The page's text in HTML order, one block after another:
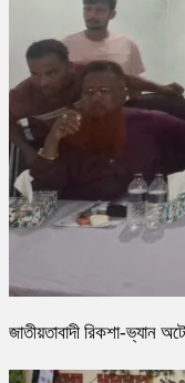
জাতীয়তাবাদী রিকশা-ভ্যান